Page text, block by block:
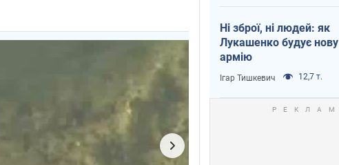
Ні зброї, ні людей: як
Лукашенко будує нову
армію
Ігар Тишкевич 12,7 т.